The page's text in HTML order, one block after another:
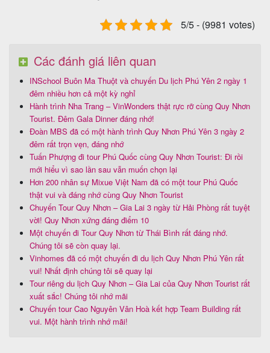
5/5 - (9981 votes)
Các đánh giá liên quan
INSchool Buôn Ma Thuột và chuyến Du lịch Phú Yên 2 ngày 1
đêm nhiều hơn cả một kỳ nghỉ
Hành trình Nha Trang – VinWonders thật rực rỡ cùng Quy Nhơn
Tourist. Đêm Gala Dinner đáng nhớ!
Đoàn MBS đã có một hành trình Quy Nhơn Phú Yên 3 ngày 2
đêm rất trọn vẹn, đáng nhớ
Tuấn Phượng đi tour Phú Quốc cùng Quy Nhơn Tourist: Đi rồi
mới hiểu vì sao lần sau vẫn muốn chọn lại
Hơn 200 nhân sự Mixue Việt Nam đã có một tour Phú Quốc
thật vui và đáng nhớ cùng Quy Nhơn Tourist
Chuyến Tour Quy Nhơn – Gia Lai 3 ngày từ Hải Phòng rất tuyệt
vời! Quy Nhơn xứng đáng điểm 10
Một chuyến đi Tour Quy Nhơn từ Thái Bình rất đáng nhớ.
Chúng tôi sẽ còn quay lại.
Vinhomes đã có một chuyến đi du lịch Quy Nhơn Phú Yên rất
vui! Nhất định chúng tôi sẽ quay lại
Tour riêng du lịch Quy Nhơn – Gia Lai của Quy Nhơn Tourist rất
xuất sắc! Chúng tôi nhớ mãi
Chuyến tour Cao Nguyên Vân Hoà kết hợp Team Building rất
vui. Một hành trình nhớ mãi!